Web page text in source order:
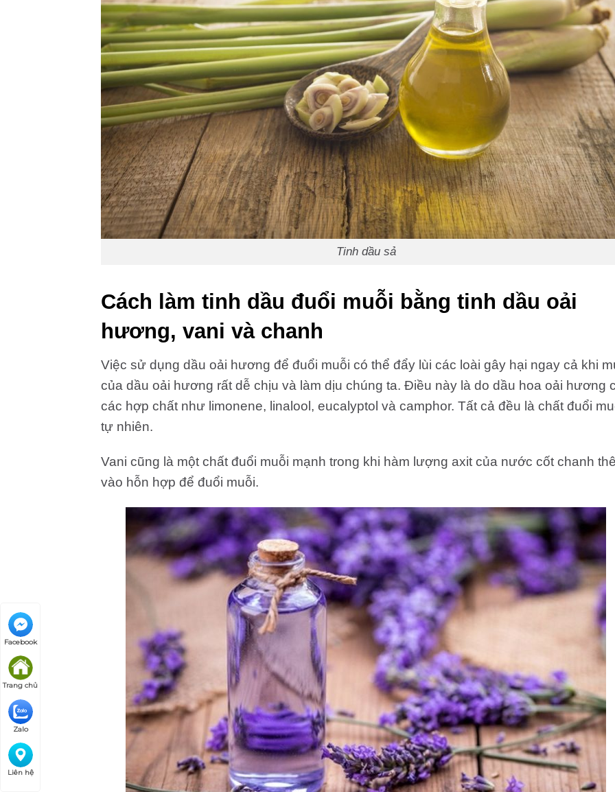
Tinh dầu sả
Cách làm tinh dầu đuổi muỗi bằng tinh dầu oải
hương, vani và chanh
Việc sử dụng dầu oải hương để đuổi muỗi có thể đẩy lùi các loài gây hại ngay cả khi
của dầu oải hương rất dễ chịu và làm dịu chúng ta. Điều này là do dầu hoa oải hương
các hợp chất như limonene, linalool, eucalyptol và camphor. Tất cả đều là chất đuổi
tự nhiên.
Vani cũng là một chất đuổi muỗi mạnh trong khi hàm lượng axit của nước cốt chanh
vào hỗn hợp để đuổi muỗi.
Facebook
Trang chủ
Zalo
Liên hệ